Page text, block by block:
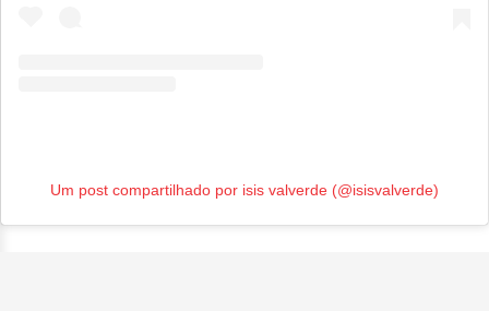
Um post compartilhado por isis valverde (@isisvalverde)